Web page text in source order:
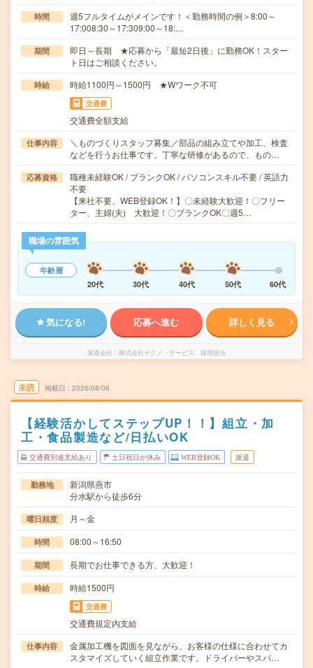
時間
週5フルタイムがメインです！＜勤務時間の例＞8:00～
17:008:30～17:309:00～18:…
期間
即日～長期 ★応募から「最短2日後」に勤務OK！スター
ト日はご相談ください。
時給 時給1100円～1500円 ★Wワーク不可
交通費
交通費全額支給
仕事内容
＼ものづくりスタッフ募集／部品の組み立てや加工、検査
などを行うお仕事です。丁寧な研修があるので、もの…
応募資格
職種未経験OK / ブランクOK / パソコンスキル不要 / 英語力
不要
【来社不要、WEB登録OK！】〇未経験大歓迎！〇フリー
ター、主婦(夫) 大歓迎！〇ブランクOK〇週5…
職場の雰囲気
年齢層
20代
30代 40代 50代 60代
気になる! 応募へ進む 詳しく見る
派遣会社 株式会社テクノ・サービス 採用担当
未読 掲載日 2026/08/06
【経験活かしてステップUP！！】組立・加
工・食品製造など/日払いOK
交通費別途支給あり 土日祝日が休み WEB登録OK 派遣
勤務地
新潟県燕市
分水駅から徒歩6分
曜日頻度 月～金
時間 08:00～16:50
期間 長期でお仕事できる方、大歓迎！
時給 時給1500円
交通費
交通費規定内支給
仕事内容
金属加工機を図面を見ながら、お客様の仕様に合わせてカ
スタマイズしていく組立作業です。ドライバーやスパ…